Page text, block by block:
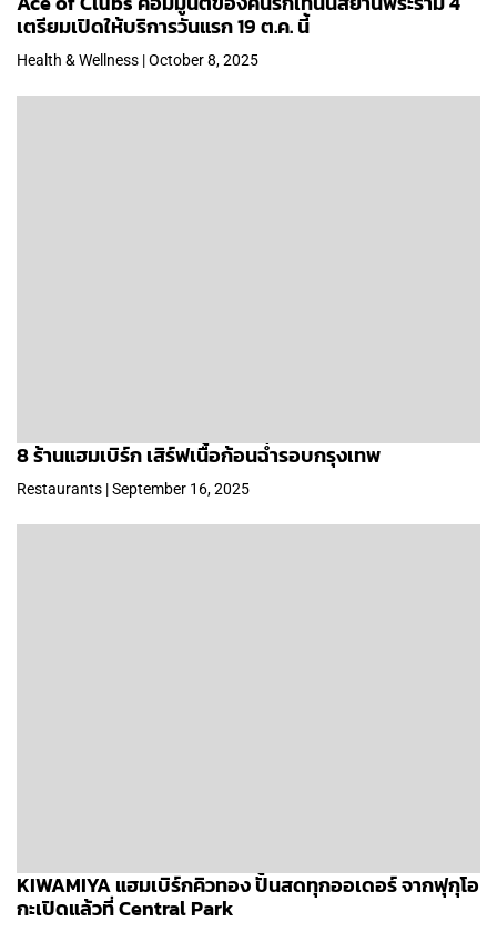
เตรียมเปิดให้บริการวันแรก 19 ต.ค. นี้
Health & Wellness | October 8, 2025
8 ร้านแฮมเบิร์ก เสิร์ฟเนื้อก้อนฉ่ำรอบกรุงเทพ
Restaurants | September 16, 2025
KIWAMIYA แฮมเบิร์กคิวทอง ปั้นสดทุกออเดอร์ จากฟุกุโอ
กะเปิดแล้วที่ Central Park